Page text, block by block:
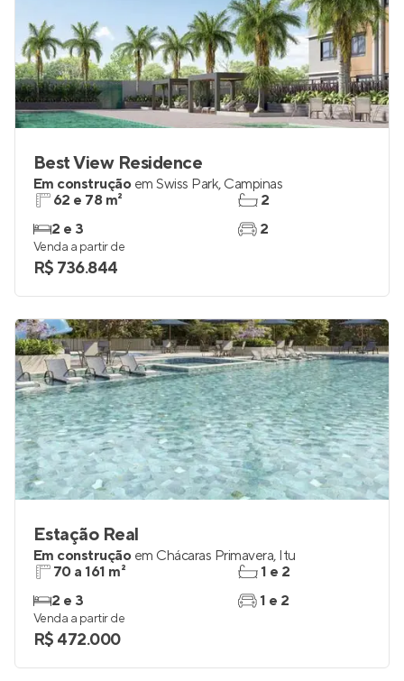
Best View Residence
Em construção em Swiss Park, Campinas
62 e 78 m²
2 e 3
2
2
Venda a partir de
R$ 736.844
Estação Real
Em construção em Chácaras Primavera, Itu
70 a 161 m²
2 e 3
1 e 2
1 e 2
Venda a partir de
R$ 472.000